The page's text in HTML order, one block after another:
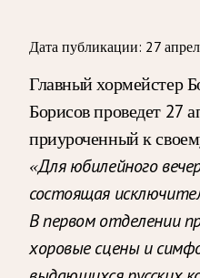
Дата публикации: 27
Главный хормейстер
Борисов проведет 27
приуроченный к
«Для юбилейного
состоящая
В первом отделении
хоровые сцены и